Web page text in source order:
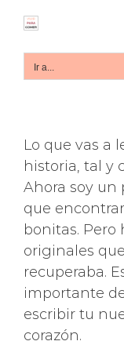
contenido
Ir a...
Lo que vas a
historia, tal y
Ahora soy un
que
bonitas.
originales
recuperaba.
importante
escribir tu
corazón.